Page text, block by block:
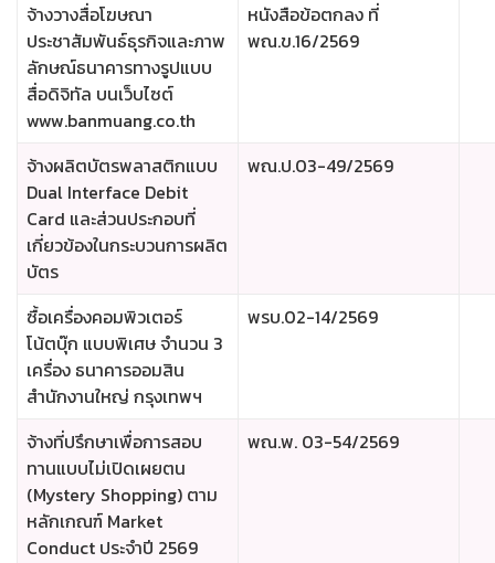
จ้างวางสื่อโฆษณา
ประชาสัมพันธ์ธุรกิจและภาพ
ลักษณ์ธนาคารทางรูปแบบ
สื่อดิจิทัล บนเว็บไซต์
www.banmuang.co.th
หนังสือข้อตกลง ที่
พณ.ข.16/2569
จ้างผลิตบัตรพลาสติกแบบ
Dual Interface Debit
Card และส่วนประกอบที่
เกี่ยวข้องในกระบวนการผลิต
บัตร
พณ.ป.03-49/2569
ซื้อเครื่องคอมพิวเตอร์
โน้ตบุ๊ก แบบพิเศษ จำนวน 3
เครื่อง ธนาคารออมสิน
สำนักงานใหญ่ กรุงเทพฯ
พรบ.02-14/2569
จ้างที่ปรึกษาเพื่อการสอบ
ทานแบบไม่เปิดเผยตน
(Mystery Shopping) ตาม
หลักเกณฑ์ Market
Conduct ประจำปี 2569
พณ.พ. 03-54/2569